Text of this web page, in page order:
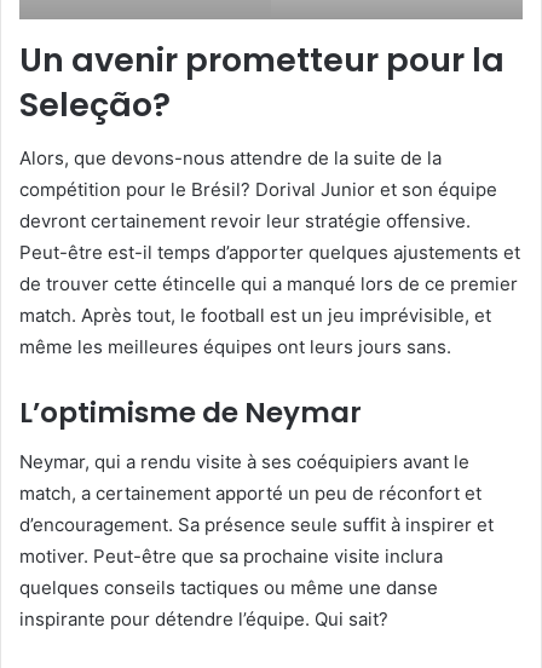
Un avenir prometteur pour la
Seleção?
Alors, que devons-nous attendre de la suite de la
compétition pour le Brésil? Dorival Junior et son équipe
devront certainement revoir leur stratégie offensive.
Peut-être est-il temps d’apporter quelques ajustements et
de trouver cette étincelle qui a manqué lors de ce premier
match. Après tout, le football est un jeu imprévisible, et
même les meilleures équipes ont leurs jours sans.
L’optimisme de Neymar
Neymar, qui a rendu visite à ses coéquipiers avant le
match, a certainement apporté un peu de réconfort et
d’encouragement. Sa présence seule suffit à inspirer et
motiver. Peut-être que sa prochaine visite inclura
quelques conseils tactiques ou même une danse
inspirante pour détendre l’équipe. Qui sait?